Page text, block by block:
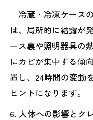
冷蔵・冷凍ケース
は、局所的に結露が
ース裏や照明器具の
にカビが集中する傾
置し、24時間の変動
ヒントになります。
6. 人体への影響とク